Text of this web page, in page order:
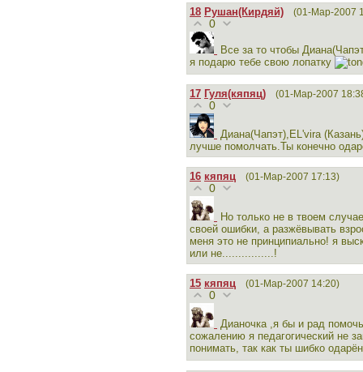
18 Рушан(Кирдяй) (01-Мар-2007
0
Все за то чтобы
я подарю тебе свою лопатку
17 Гуля(кяпяц) (01-Мар-2007
0
Диана(Чапэт),EL'vira
лучше помолчать.Ты конечно
16 кяпяц (01-Мар-2007 17:13)
0
Но только не в твоем
своей ошибки, а разжёвывать
меня это не принципиально! я
или не................!
15 кяпяц (01-Мар-2007 14:20)
0
Дианочка ,я бы и рад
сожалению я педагогический не
понимать, так как ты шибко